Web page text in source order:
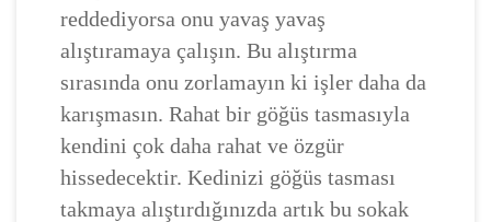
reddediyorsa onu yavaş yavaş
alıştıramaya çalışın. Bu alıştırma
sırasında onu zorlamayın ki işler daha da
karışmasın. Rahat bir göğüs tasmasıyla
kendini çok daha rahat ve özgür
hissedecektir. Kedinizi göğüs tasması
takmaya alıştırdığınızda artık bu sokak